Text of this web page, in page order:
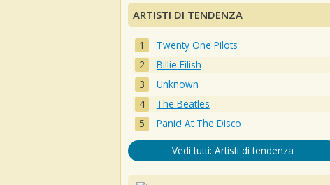
ARTISTI DI TENDENZA
Twenty One Pilots
Billie Eilish
Unknown
The Beatles
Panic! At The Disco
Vedi tutti: Artisti di tendenza